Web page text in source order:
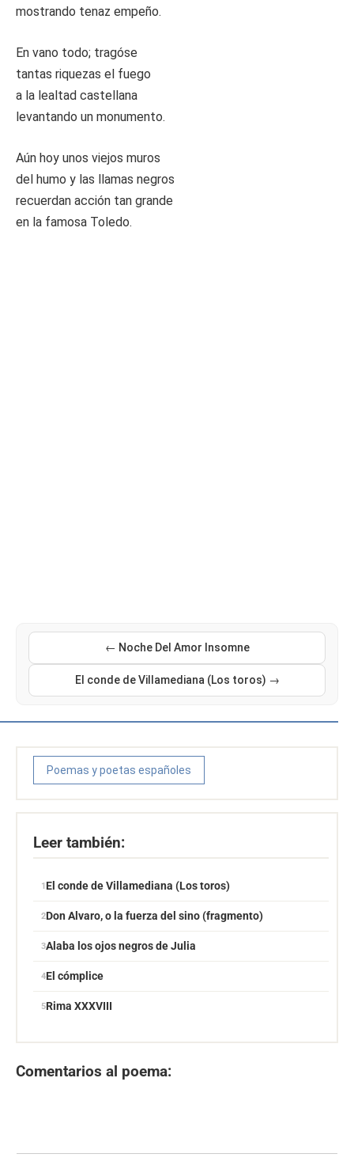
mostrando tenaz empeño.
En vano todo; tragóse
tantas riquezas el fuego
a la lealtad castellana
levantando un monumento.
Aún hoy unos viejos muros
del humo y las llamas negros
recuerdan acción tan grande
en la famosa Toledo.
← Noche Del Amor Insomne
El conde de Villamediana (Los toros) →
Poemas y poetas españoles
Leer también:
El conde de Villamediana (Los toros)
Don Alvaro, o la fuerza del sino (fragmento)
Alaba los ojos negros de Julia
El cómplice
Rima XXXVIII
Comentarios al poema: